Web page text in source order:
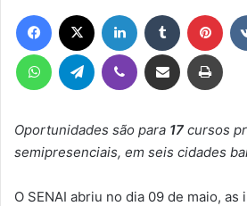
mail
Facebook Linkedin Tumblr
WhatsAppTelegram Viber Compartilhar via e-mail
Oportunidades são para 17 cursos
semipresenciais, em seis cidades
O SENAI abriu no dia 09 de maio, as